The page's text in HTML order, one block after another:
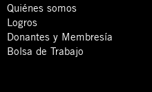
Quiénes somos
Logros
Donantes y Membresía
Bolsa de Trabajo